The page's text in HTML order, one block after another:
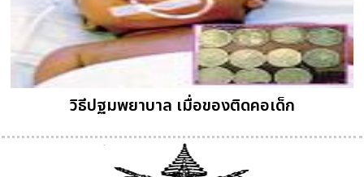
วิธีปฐมพยาบาล เมื่อของติดคอเด็ก